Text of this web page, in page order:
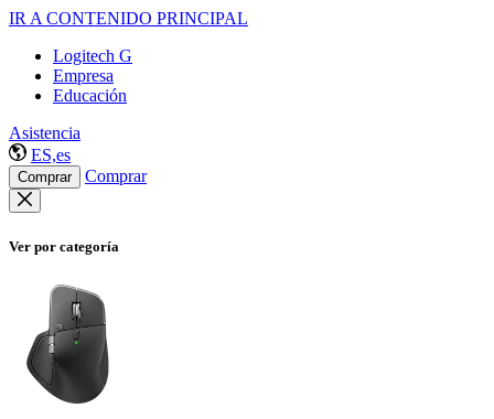
IR A CONTENIDO PRINCIPAL
Logitech G
Empresa
Educación
Asistencia
ES,es
Comprar Comprar
Ver por categoría